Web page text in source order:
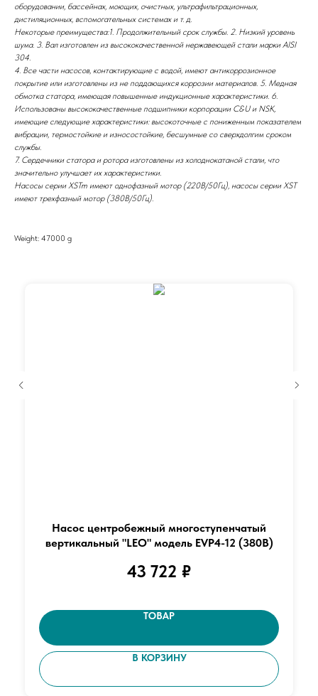
оборудовании, бассейнах, моющих, очистных, ультрафильтрационных,
дистиляционных, вспомогательных системах и т. д.
Некоторые преимущества:1. Продолжительный срок службы. 2. Низкий уровень
шума. 3. Вал изготовлен из высококачественной нержавеющей стали марки AISI
304.
4. Все части насосов, контактирующие с водой, имеют антикоррозионное
покрытие или изготовлены из не поддающихся коррозии материалов. 5. Медная
обмотка статора, имеющая повышенные индукционные характеристики. 6.
Использованы высококачественные подшипники корпорации C&U и NSK,
имеющие следующие характеристики: высокоточные с пониженным показателем
вибрации, термостойкие и износостойкие, бесшумные со сверхдолгим сроком
службы.
7. Сердечники статора и ротора изготовлены из холоднокатаной стали, что
значительно улучшает их характеристики.
Насосы серии XSTm имеют однофазный мотор (220В/50Гц), насосы серии XST
имеют трехфазный мотор (380В/50Гц).
Weight: 47000 g
Насос центробежный многоступенчатый
вертикальный "LEO" модель EVP4-12 (380В)
43 722 ₽
ТОВАР
В КОРЗИНУ